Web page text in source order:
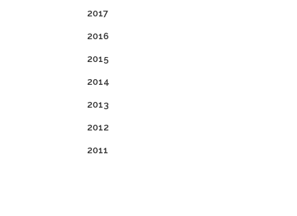
2017
2016
2015
2014
2013
2012
2011